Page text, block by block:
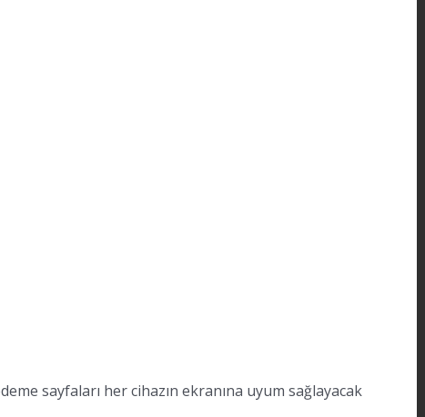
sayfaları her cihazın ekranına uyum sağlayacak